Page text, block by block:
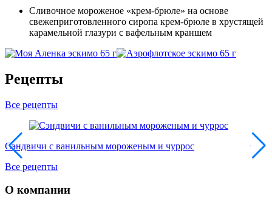
Сливочное мороженое «крем-брюле» на основе
свежеприготовленного сиропа крем-брюле в хрустящей
карамельной глазури с вафельным краншем
Рецепты
Все рецепты
Сэндвичи с ванильным мороженым и чуррос
Все рецепты
О компании